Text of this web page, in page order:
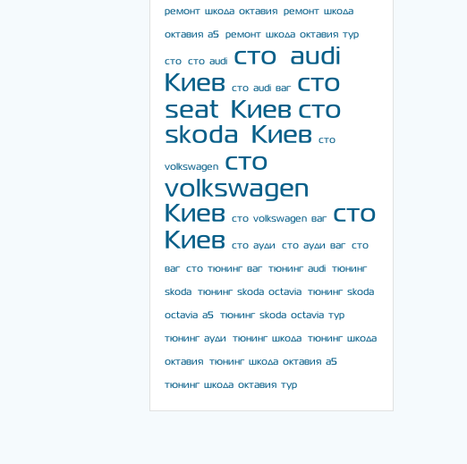
ремонт шкода октавия ремонт шкода
октавия а5 ремонт шкода октавия тур
сто сто audi
сто audi
Киев
сто audi ваг
сто
seat Киев сто
skoda Киев
сто
volkswagen
сто
volkswagen
Киев
сто volkswagen ваг
сто
Киев
сто ауди сто ауди ваг сто
ваг сто тюнинг ваг тюнинг audi тюнинг
skoda тюнинг skoda octavia тюнинг skoda
octavia a5 тюнинг skoda octavia тур
тюнинг ауди тюнинг шкода тюнинг шкода
октавия тюнинг шкода октавия а5
тюнинг шкода октавия тур